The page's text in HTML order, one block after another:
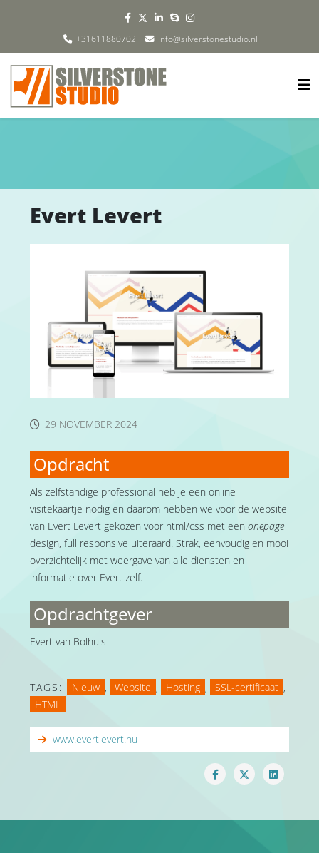
+31611880702 info@silverstonestudio.nl
Evert Levert
29 NOVEMBER 2024
Opdracht
Als zelfstandige professional heb je een online
visitekaartje nodig en daarom hebben we voor de website
van Evert Levert gekozen voor html/css met een onepage
design, full responsive uiteraard. Strak, eenvoudig en mooi
overzichtelijk met weergave van alle diensten en
informatie over Evert zelf.
Opdrachtgever
Evert van Bolhuis
TAGS: Nieuw , Website , Hosting , SSL-certificaat ,
HTML
www.evertlevert.nu